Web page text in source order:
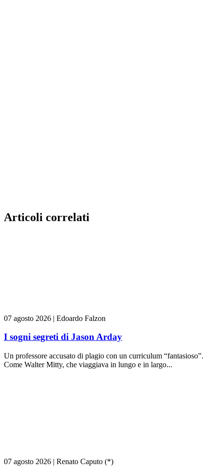
Articoli correlati
07 agosto 2026 | Edoardo Falzon
I sogni segreti di Jason Arday
Un professore accusato di plagio con un curriculum “fantasioso”.
Come Walter Mitty, che viaggiava in lungo e in largo...
07 agosto 2026 | Renato Caputo (*)